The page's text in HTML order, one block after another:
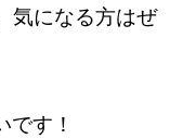
気になる方はぜ
す！